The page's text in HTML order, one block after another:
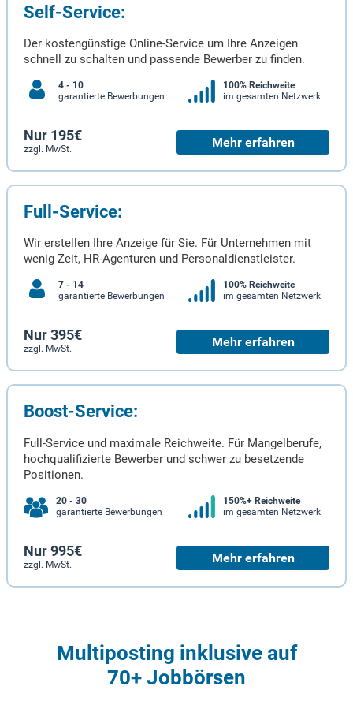
Self-Service:
Der kostengünstige Online-Service um Ihre Anzeigen
schnell zu schalten und passende Bewerber zu finden.
4 - 10
garantierte Bewerbungen
100% Reichweite
im gesamten Netzwerk
Nur 195€
zzgl. MwSt. Mehr erfahren
Full-Service:
Wir erstellen Ihre Anzeige für Sie. Für Unternehmen mit
wenig Zeit, HR-Agenturen und Personaldienstleister.
7 - 14
garantierte Bewerbungen
100% Reichweite
im gesamten Netzwerk
Nur 395€
zzgl. MwSt. Mehr erfahren
Boost-Service:
Full-Service und maximale Reichweite. Für Mangelberufe,
hochqualifizierte Bewerber und schwer zu besetzende
Positionen.
20 - 30
garantierte Bewerbungen
150%+ Reichweite
im gesamten Netzwerk
Nur 995€
zzgl. MwSt. Mehr erfahren
Multiposting inklusive auf
70+ Jobbörsen